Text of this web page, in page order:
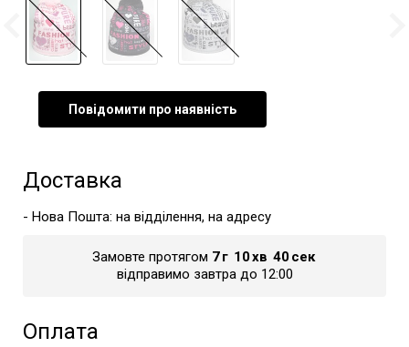
Повідомити про наявність
Доставка
- Нова Пошта: на відділення, на адресу
Замовте протягом 7г 10хв 40сек
відправимо завтра до 12:00
Оплата